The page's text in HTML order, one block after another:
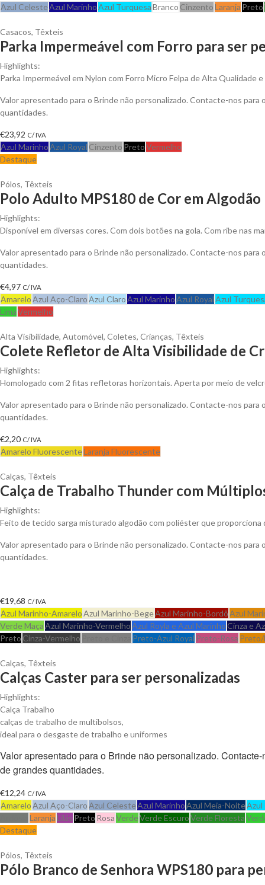
Azul CelesteAzul MarinhoAzul TurquesaBranco CinzentoLaranja Preto
Casacos, Têxteis
Parka Impermeável com Forro para ser
Highlights:
Parka Impermeável em Nylon com Forro Micro Felpa de Alta Qualidade
Valor apresentado para o Brinde não personalizado. Contacte-nos
quantidades.
€23,92 C/ IVA
Azul MarinhoAzul Royal Cinzento PretoVermelho
Destaque
Pólos, Têxteis
Polo Adulto MPS180 de Cor em
Highlights:
Disponível em diversas cores. Com dois botões na gola. Com ribe nas
Valor apresentado para o Brinde não personalizado. Contacte-nos
quantidades.
€4,97 C/ IVA
AmareloAzul Aço-ClaroAzul ClaroAzul MarinhoAzul RoyalAzul
LimaVermelho
Alta Visibilidade, Automóvel, Coletes, Crianças, Têxteis
Colete Refletor de Alta Visibilidade de
Highlights:
Homologado com 2 fitas refletoras horizontais. Aperta por meio de
Valor apresentado para o Brinde não personalizado. Contacte-nos
quantidades.
€2,20 C/ IVA
Amarelo FluorescenteLaranja Fluorescente
Calças, Têxteis
Calça de Trabalho Thunder com
Highlights:
Feito de tecido sarga misturado algodão com poliéster que proporciona
Valor apresentado para o Brinde não personalizado. Contacte-nos
quantidades.
€19,68 C/ IVA
Azul Marinho-AmareloAzul Marinho-BegeAzul Marinho-BordôAzul
Verde MaçaAzul Marinho-VermelhoAzul Royla e Azul Marinho Cinza e
Preto Cinza-Vermelho Preto-Azul Royal Preto-Rosa Preto/
Calças, Têxteis
Calças Caster para ser personalizadas
Highlights:
Calça Trabalho
calças de trabalho de multibolsos,
ideal para o desgaste de trabalho e uniformes
Valor apresentado para o Brinde não personalizado.
de grandes quantidades.
€12,24 C/ IVA
AmareloAzul Aço-ClaroAzul CelesteAzul MarinhoAzul Meia-NoiteAzul
Laranja Lilás Preto RosaVerdeVerde EscuroVerde Floresta
Destaque
Pólos, Têxteis
Pólo Branco de Senhora WPS180 para